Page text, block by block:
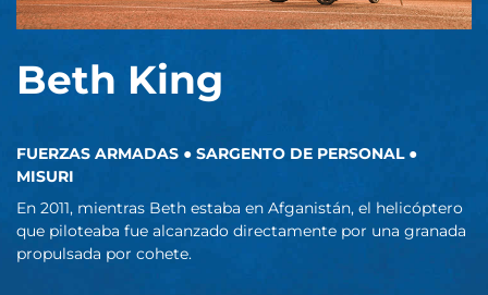
Beth King
FUERZAS ARMADAS ● SARGENTO DE PERSONAL ●
MISURI
En 2011, mientras Beth estaba en Afganistán, el helicóptero
que piloteaba fue alcanzado directamente por una granada
propulsada por cohete.